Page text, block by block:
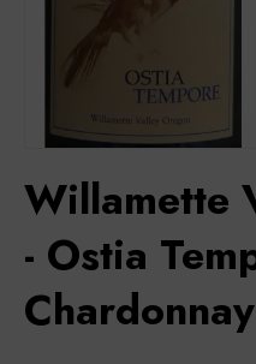
Willamette
- Ostia